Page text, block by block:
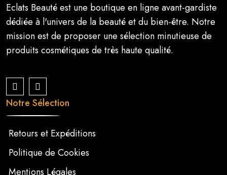
Eclats Beauté est une boutique en ligne avant-gardiste
dédiée à l'univers de la beauté et du bien-être. Notre
mission est de proposer une sélection minutieuse de
produits cosmétiques de très haute qualité.
Notre Sélection
Retours et Expéditions
Politique de Cookies
Mentions Légales